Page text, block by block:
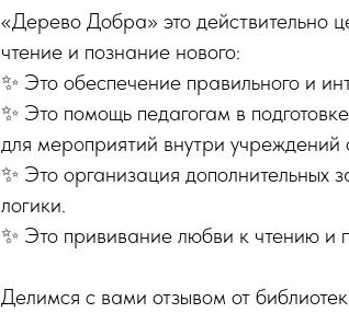
«Дерево Добра» это действительно
чтение и познание нового:
✨ Это обеспечение правильного и
✨ Это помощь педагогам в
для мероприятий внутри
✨ Это организация дополнительных
логики.
✨ Это прививание любви к чтению
Делимся с вами отзывом от